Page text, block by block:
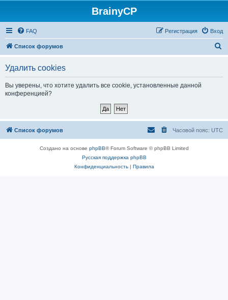
BrainyCP
FAQ Вход
Регистрация
Список форумов
Удалить cookies
Вы уверены, что хотите удалить все cookie, установленные данной
конференцией?
Список форумов Часовой пояс: UTC
Создано на основе phpBB® Forum Software © phpBB Limited
Русская поддержка phpBB
Конфиденциальность| Правила